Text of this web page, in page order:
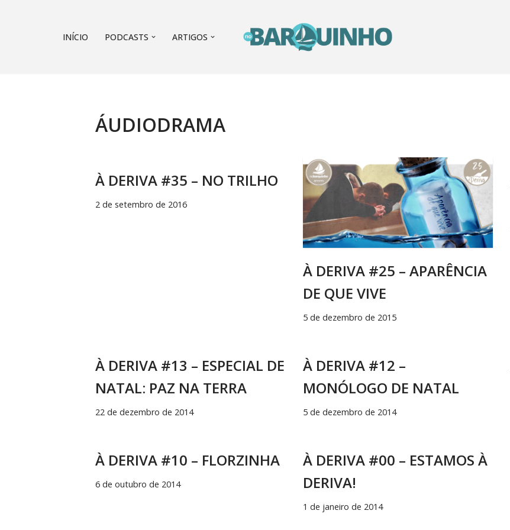
INÍCIO PODCASTS ARTIGOS
ÁUDIODRAMA
À DERIVA #35 – NO TRILHO
2 de setembro de 2016
À DERIVA #25 – APARÊNCIA
DE QUE VIVE
5 de dezembro de 2015
À DERIVA #13 – ESPECIAL DE
NATAL: PAZ NA TERRA
22 de dezembro de 2014
À DERIVA #12 –
MONÓLOGO DE NATAL
5 de dezembro de 2014
À DERIVA #10 – FLORZINHA
6 de outubro de 2014
À DERIVA #00 – ESTAMOS À
DERIVA!
1 de janeiro de 2014